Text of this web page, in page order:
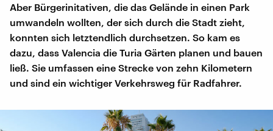
Aber Bürgerinitativen, die das Gelände in einen Park
umwandeln wollten, der sich durch die Stadt zieht,
konnten sich letztendlich durchsetzen. So kam es
dazu, dass Valencia die Turia Gärten planen und bauen
ließ. Sie umfassen eine Strecke von zehn Kilometern
und sind ein wichtiger Verkehrsweg für Radfahrer.